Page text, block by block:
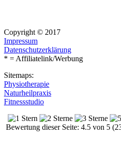
Copyright © 2017
Impressum
Datenschutzerklärung
* = Affiliatelink/Werbung
Sitemaps:
Physiotherapie
Naturheilpraxis
Fitnessstudio
Bewertung dieser Seite: 4.5 von 5